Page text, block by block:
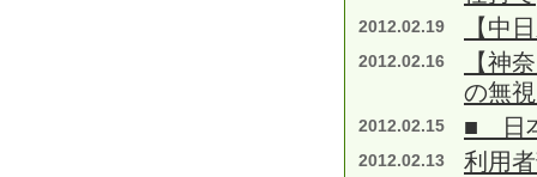
2012.02.19 【中
2012.02.16
【神
の無
2012.02.15 ■ 日
2012.02.13 利用